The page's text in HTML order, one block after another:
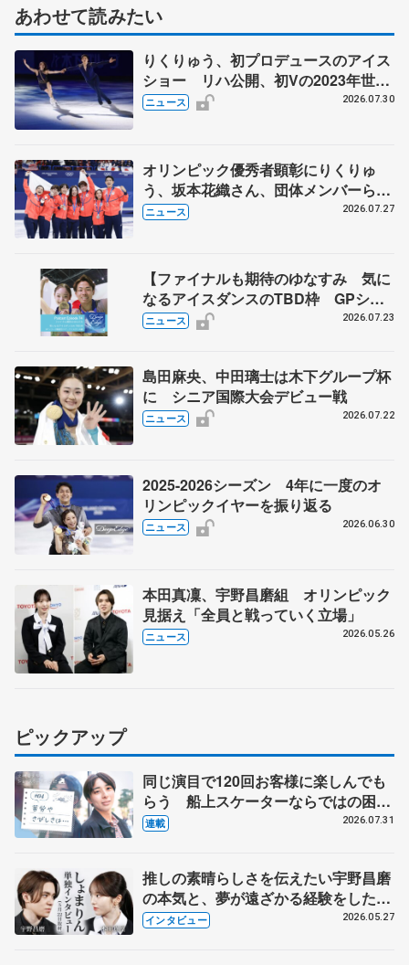
あわせて読みたい
りくりゅう、初プロデュースのアイス
ショー リハ公開、初Vの2023年世界
選手権のSP披露 ハゼボロ、チョク
ニュース 2026.07.30
オリンピック優秀者顕彰にりくりゅ
う、坂本花織さん、団体メンバーら
8月7日に文科省が表彰式、ブルーノ・
ニュース 2026.07.27
【ファイナルも期待のゆなすみ 気に
なるアイスダンスのTBD枠 GPシリ
ーズ展望③ペア・アイスダンス編】
ニュース 2026.07.23
島田麻央、中田璃士は木下グループ杯
に シニア国際大会デビュー戦
ニュース 2026.07.22
2025-2026シーズン 4年に一度のオ
リンピックイヤーを振り返る
ニュース 2026.06.30
本田真凜、宇野昌磨組 オリンピック
見据え「全員と戦っていく立場」
ニュース 2026.05.26
ピックアップ
同じ演目で120回お客様に楽しんでも
らう 船上スケーターならではの困難
とは 影響あったPIW前キャプテン松
連載 2026.07.31
推しの素晴らしさを伝えたい宇野昌磨
の本気と、夢が遠ざかる経験をした本
田真凜の覚悟
インタビュー 2026.05.27